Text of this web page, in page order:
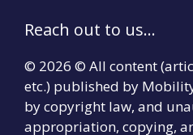
Reach out to us...
© 2026 © All content
etc.) published by
by copyright law, and
appropriation, copying,